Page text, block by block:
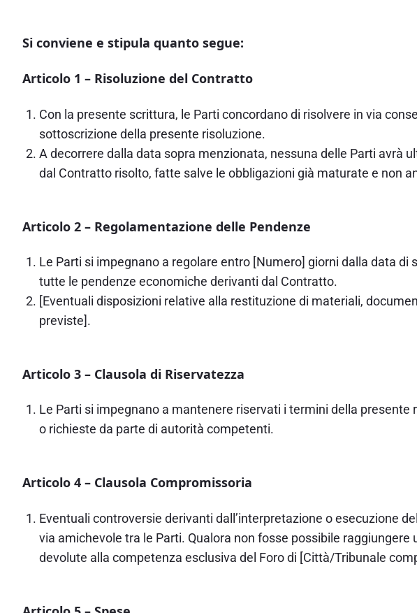
Si conviene e stipula quanto segue:
Articolo 1 – Risoluzione del Contratto
Con la presente scrittura, le Parti concordano di risolvere in via
sottoscrizione della presente risoluzione.
A decorrere dalla data sopra menzionata, nessuna delle Parti avrà
dal Contratto risolto, fatte salve le obbligazioni già maturate e non
Articolo 2 – Regolamentazione delle Pendenze
Le Parti si impegnano a regolare entro [Numero] giorni dalla data
tutte le pendenze economiche derivanti dal Contratto.
[Eventuali disposizioni relative alla restituzione di materiali,
previste].
Articolo 3 – Clausola di Riservatezza
Le Parti si impegnano a mantenere riservati i termini della presente
o richieste da parte di autorità competenti.
Articolo 4 – Clausola Compromissoria
Eventuali controversie derivanti dall’interpretazione o esecuzione
via amichevole tra le Parti. Qualora non fosse possibile raggiungere
devolute alla competenza esclusiva del Foro di [Città/Tribunale